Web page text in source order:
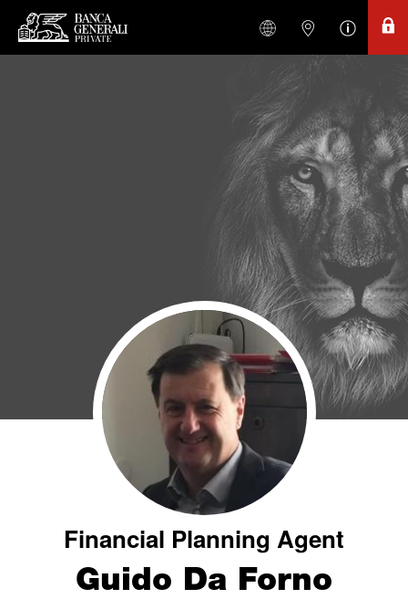
Financial Planning Agent
Guido Da Forno